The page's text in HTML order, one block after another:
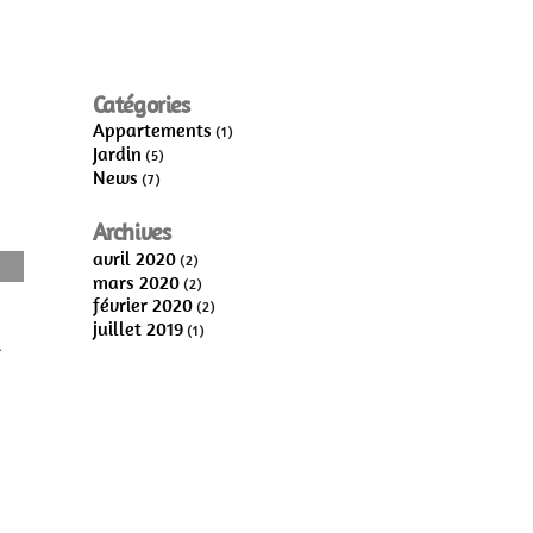
Catégories
Appartements (1)
Jardin (5)
News (7)
Archives
avril 2020(2)
mars 2020(2)
février 2020(2)
juillet 2019(1)